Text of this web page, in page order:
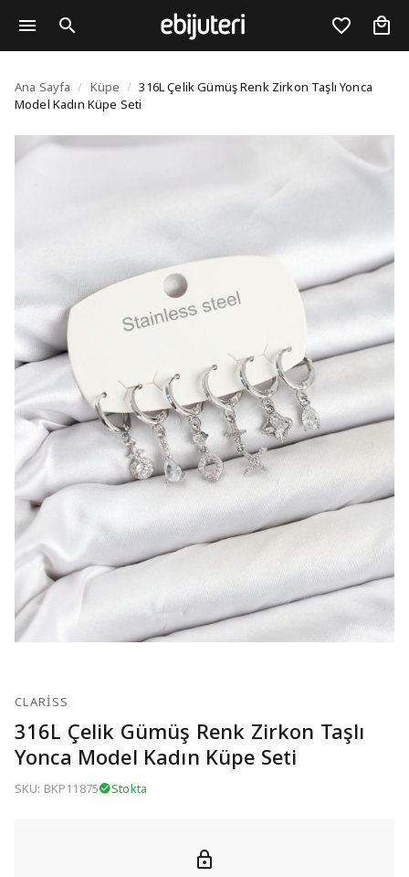
316L Çelik Gümüş
Ana Sayfa / Küpe / 316L Çelik Gümüş Renk Zirkon Taşlı Yonca
Model Kadın Küpe Seti
CLARISS
316L Çelik Gümüş Renk Zirkon Taşlı
Yonca Model Kadın Küpe Seti
SKU: BKP11875 Stokta